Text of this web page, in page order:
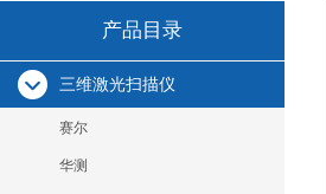
产品目录
三维激光扫描仪
赛尔
华测